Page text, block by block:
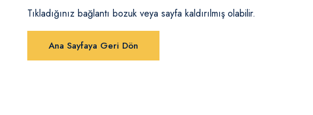
Tıkladığınız bağlantı bozuk veya sayfa kaldırılmış olabilir.
Ana Sayfaya Geri Dön